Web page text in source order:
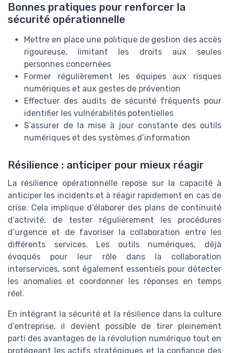
Bonnes pratiques pour renforcer la
sécurité opérationnelle
Mettre en place une politique de gestion des accès
rigoureuse, limitant les droits aux seules
personnes concernées
Former régulièrement les équipes aux risques
numériques et aux gestes de prévention
Effectuer des audits de sécurité fréquents pour
identifier les vulnérabilités potentielles
S’assurer de la mise à jour constante des outils
numériques et des systèmes d’information
Résilience : anticiper pour mieux réagir
La résilience opérationnelle repose sur la capacité à
anticiper les incidents et à réagir rapidement en cas de
crise. Cela implique d’élaborer des plans de continuité
d’activité, de tester régulièrement les procédures
d’urgence et de favoriser la collaboration entre les
différents services. Les outils numériques, déjà
évoqués pour leur rôle dans la collaboration
interservices, sont également essentiels pour détecter
les anomalies et coordonner les réponses en temps
réel.
En intégrant la sécurité et la résilience dans la culture
d’entreprise, il devient possible de tirer pleinement
parti des avantages de la révolution numérique tout en
protégeant les actifs stratégiques et la confiance des